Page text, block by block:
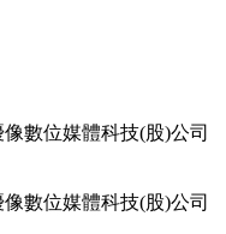
像數位媒體科技(股)公司
像數位媒體科技(股)公司